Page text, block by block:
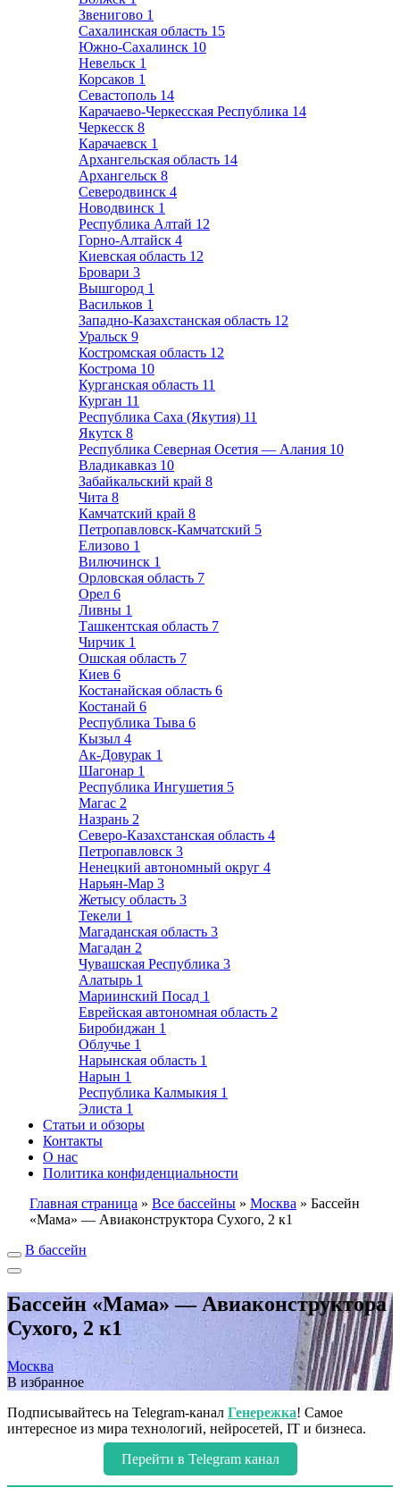
Звенигово 1
Сахалинская область 15
Южно-Сахалинск 10
Невельск 1
Корсаков 1
Севастополь 14
Карачаево-Черкесская Республика 14
Черкесск 8
Карачаевск 1
Архангельская область 14
Архангельск 8
Северодвинск 4
Новодвинск 1
Республика Алтай 12
Горно-Алтайск 4
Киевская область 12
Бровари 3
Вышгород 1
Васильков 1
Западно-Казахстанская область 12
Уральск 9
Костромская область 12
Кострома 10
Курганская область 11
Курган 11
Республика Саха (Якутия) 11
Якутск 8
Республика Северная Осетия — Алания 10
Владикавказ 10
Забайкальский край 8
Чита 8
Камчатский край 8
Петропавловск-Камчатский 5
Елизово 1
Вилючинск 1
Орловская область 7
Орел 6
Ливны 1
Ташкентская область 7
Чирчик 1
Ошская область 7
Киев 6
Костанайская область 6
Костанай 6
Республика Тыва 6
Кызыл 4
Ак-Довурак 1
Шагонар 1
Республика Ингушетия 5
Магас 2
Назрань 2
Северо-Казахстанская область 4
Петропавловск 3
Ненецкий автономный округ 4
Нарьян-Мар 3
Жетысу область 3
Текели 1
Магаданская область 3
Магадан 2
Чувашская Республика 3
Алатырь 1
Мариинский Посад 1
Еврейская автономная область 2
Биробиджан 1
Облучье 1
Нарынская область 1
Нарын 1
Республика Калмыкия 1
Элиста 1
Статьи и обзоры
Контакты
О нас
Политика конфиденциальности
Главная страница » Все бассейны » Москва » Бассейн
«Мама» — Авиаконструктора Сухого, 2 к1
В бассейн
Бассейн «Мама» — Авиаконструктора
Сухого, 2 к1
Москва
В избранное
Подписывайтесь на Telegram-канал Генережка! Самое
интересное из мира технологий, нейросетей, IT и бизнеса.
Перейти в Telegram канал